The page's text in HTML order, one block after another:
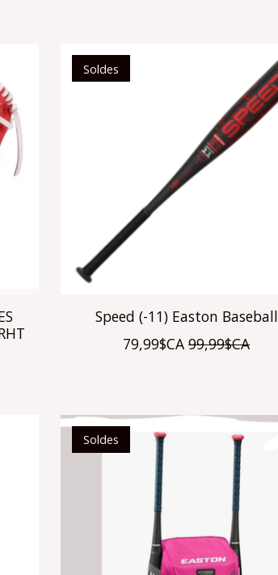
Soldes
Speed (-11) Easton Baseball
79,99$CA 99,99$CA
Soldes